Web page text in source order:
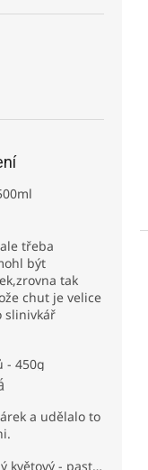
3 z 5 hvězdiček.
třeba
být
tak
chut je velice
slinivkář
- 450g
5 z 5 hvězdiček.
a udělalo to
Med Bzukot - smíšený květový - pastovaný - 950g